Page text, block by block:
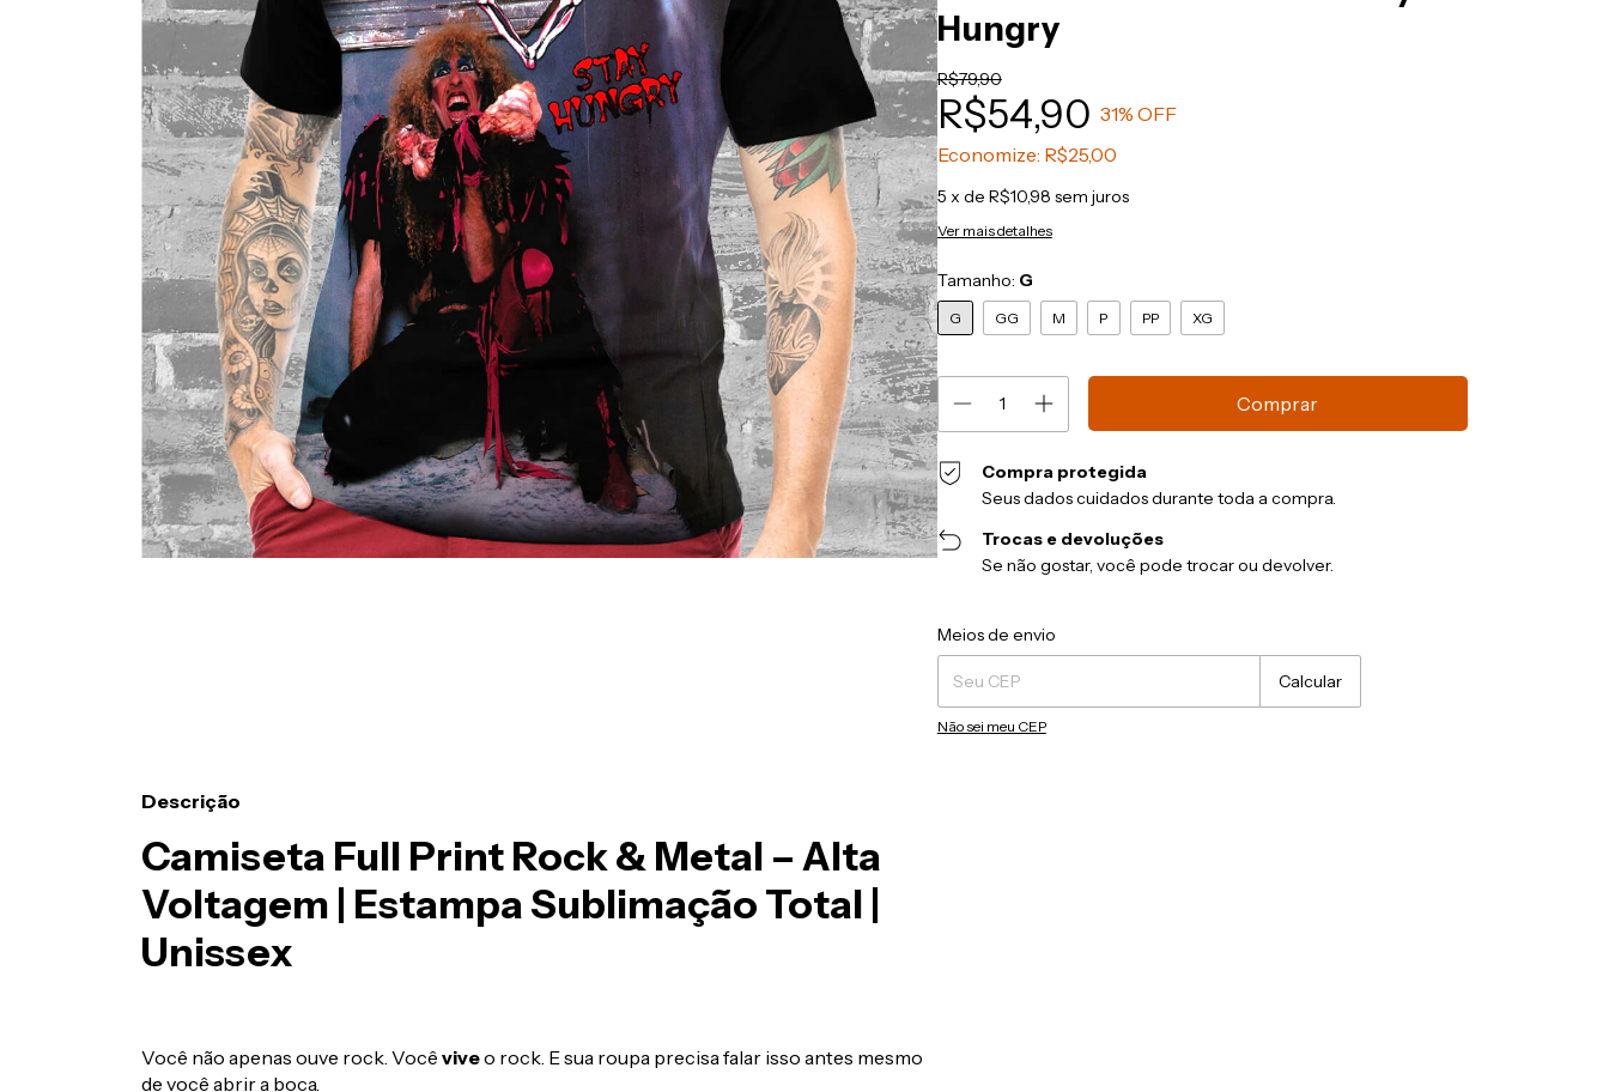
Hungry
R$79,90
R$54,90 31% OFF
Economize: R$25,00
5 x de R$10,98 sem juros
Ver mais detalhes
Tamanho: G
G GG M P PP XG
Compra protegida
Seus dados cuidados durante toda a compra.
Trocas e devoluções
Se não gostar, você pode trocar ou devolver.
Entregas para o CEP:
Meios de envio
Calcular
Não sei meu CEP
Descrição
Camiseta Full Print Rock & Metal – Alta
Voltagem | Estampa Sublimação Total |
Unissex
Você não apenas ouve rock. Você viveo rock. E sua roupa precisa falar isso antes mesmo
de você abrir a boca.